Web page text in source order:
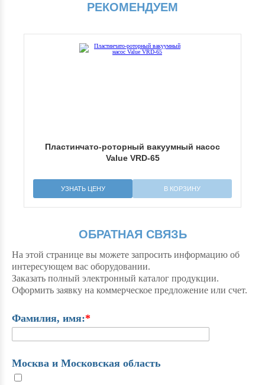
РЕКОМЕНДУЕМ
Пластинчато-роторный вакуумный насос
Value VRD-65
УЗНАТЬ ЦЕНУ В КОРЗИНУ
ОБРАТНАЯ СВЯЗЬ
На этой странице вы можете запросить информацию об
интересующем вас оборудовании.
Заказать полный электронный каталог продукции.
Оформить заявку на коммерческое предложение или счет.
Фамилия, имя:*
Москва и Московская область